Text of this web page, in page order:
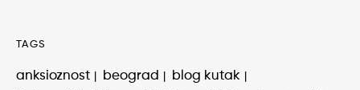
TAGS
anksioznost beograd
blog kutak